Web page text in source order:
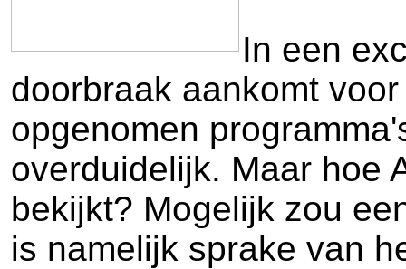
In een
doorbraak aankomt
opgenomen
overduidelijk. Maar hoe
bekijkt? Mogelijk zou
is namelijk sprake van